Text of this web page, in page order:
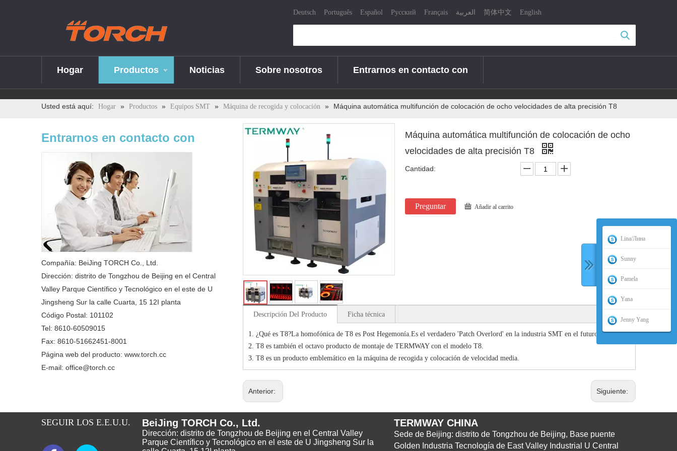
Deutsch Português Español Pусский Français العربية 简体中文 English
Hogar Productos Noticias Sobre nosotros Entrarnos en contacto con
Usted está aquí: Hogar » Productos » Equipos SMT » Máquina de recogida y colocación » Máquina automática multifunción de colocación de ocho velocidades de alta precisión T8
Entrarnos en contacto con
Compañía: BeiJing TORCH Co., Ltd.
Dirección: distrito de Tongzhou de Beijing en el Central
Valley Parque Científico y Tecnológico en el este de U
Jingsheng Sur la calle Cuarta, 15 12I planta
Código Postal: 101102
Tel: 8610-60509015
Fax: 8610-51662451-8001
Página web del producto: www.torch.cc
E-mail: office@torch.cc
Máquina automática multifunción de colocación de ocho
velocidades de alta precisión T8
Cantidad:
Preguntar Añadir al carrito
Descripción Del Producto Ficha técnica
1. ¿Qué es T8?La homofónica de T8 es Post Hegemonía.Es el verdadero 'Patch Overlord' en la industria SMT en el futuro.
2. T8 es también el octavo producto de montaje de TERMWAY con el modelo T8.
3. T8 es un producto emblemático en la máquina de recogida y colocación de velocidad media.
Anterior: Siguiente:
Lina/Лина
Sunny
Pamela
Yana
Jenny Yang
SEGUIR LOS E.E.U.U. BeiJing TORCH Co., Ltd.
Dirección: distrito de Tongzhou de Beijing en el Central Valley
Parque Científico y Tecnológico en el este de U Jingsheng Sur la
TERMWAY CHINA
Sede de Beijing: distrito de Tongzhou de Beijing, Base puente
Golden Industria Tecnología de East Valley Industrial U Central